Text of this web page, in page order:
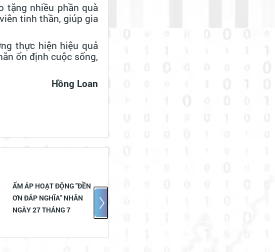
tặng nhiều phần quà
tinh thần, giúp gia
thực hiện hiệu quả
ổn định cuộc sống,
Hồng Loan
ĐẢNG ỦY - HĐND - UBND -
ỦY BAN MTTQ VIỆT NAM
XÃ ĐẠ TẺH TỔ CHỨC GẶP
MẶT, TẶNG QUÀ NGƯỜI CÓ